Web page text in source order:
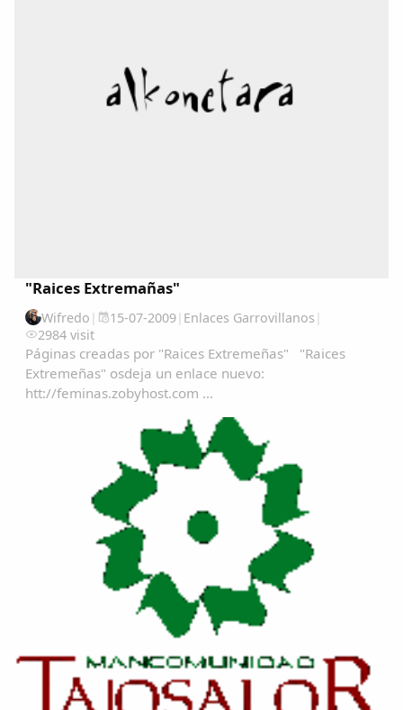
"Raices Extremañas"
Wifredo | 15-07-2009| Enlaces Garrovillanos |
2984 visit
Páginas creadas por "Raices Extremeñas" "Raices
Extremeñas" osdeja un enlace nuevo:
htt://feminas.zobyhost.com ...
Compartir en Twitter
Copiar enlace